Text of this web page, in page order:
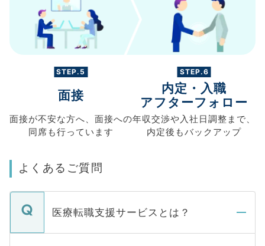
STEP.5
面接
面接が不安な方へ、 面接への
同席も行っています
STEP.6
内定・入職
アフターフォロー
年収交渉や入社日調整まで、
内定後もバックアップ
よくあるご質問
医療転職支援サービスとは？